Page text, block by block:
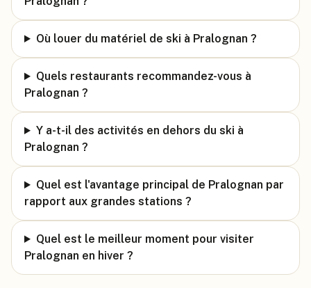
Où louer du matériel de ski à Pralognan ?
Quels restaurants recommandez-vous à
Pralognan ?
Y a-t-il des activités en dehors du ski à
Pralognan ?
Quel est l'avantage principal de Pralognan par
rapport aux grandes stations ?
Quel est le meilleur moment pour visiter
Pralognan en hiver ?